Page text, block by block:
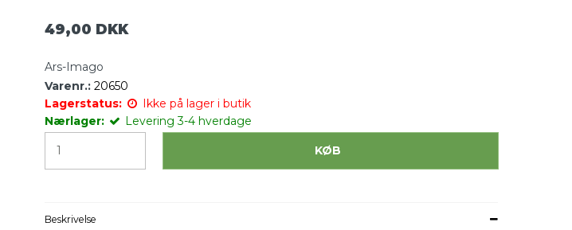
49,00 DKK
Ars-Imago
Varenr.: 20650
Lagerstatus:
Ikke på lager i butik
Nærlager:
Levering 3-4 hverdage
KØB
Beskrivelse